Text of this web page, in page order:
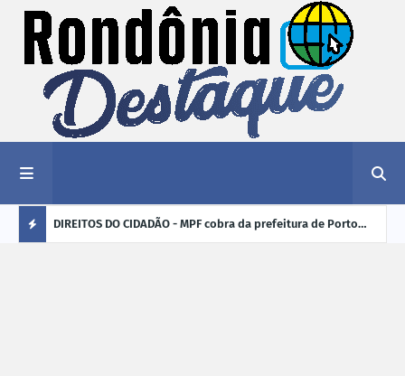
DIREITOS DO CIDADÃO - MPF cobra da prefeitura de Porto